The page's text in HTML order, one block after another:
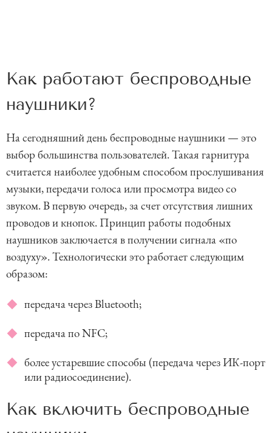
Как работают беспроводные
наушники?
На сегодняшний день беспроводные наушники — это
выбор большинства пользователей. Такая гарнитура
считается наиболее удобным способом прослушивания
музыки, передачи голоса или просмотра видео со
звуком. В первую очередь, за счет отсутствия лишних
проводов и кнопок. Принцип работы подобных
наушников заключается в получении сигнала «по
воздуху». Технологически это работает следующим
образом:
передача через Bluetooth;
передача по NFC;
более устаревшие способы (передача через ИК-порт
или радиосоединение).
Как включить беспроводные